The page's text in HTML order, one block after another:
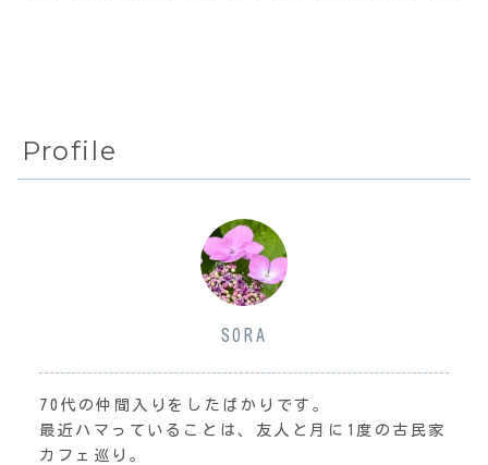
Profile
SORA
70代の仲間入りをしたばかりです。
最近ハマっていることは、友人と月に1度の古民家
カフェ巡り。